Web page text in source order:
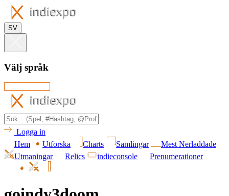
SV
Välj språk
Logga in
Hem
Utforska Charts Samlingar
Mest Nerladdade
Utmaningar
Relics indieconsole Prenumerationer